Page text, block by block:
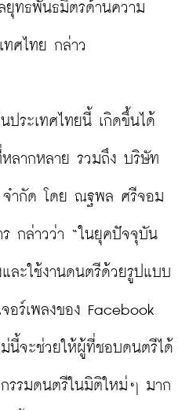
ยุทธพันธมิตรด้านความ
ทศไทย กล่าว
ประเทศไทยนี้ เกิดขึ้นได้
ลากหลาย รวมถึง บริษัท
จำกัด โดย ณฐพล ศรีจอม
กล่าวว่า “ในยุคปัจจุบัน
ละใช้งานดนตรีด้วยรูปแบบ
อร์เพลงของ Facebook
นี้จะช่วยให้ผู้ที่ชอบดนตรีได้
รรมดนตรีในมิติใหม่ๆ มาก